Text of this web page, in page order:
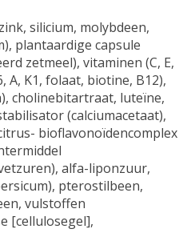
silicium, molybdeen,
plantaardige capsule
zetmeel), vitaminen (C, E,
A, K1, folaat, biotine, B12),
cholinebitartraat, luteïne,
(calciumacetaat),
bioflavonoïdencomplex
alfa-liponzuur,
pterostilbeen,
vulstoffen
[cellulosegel],